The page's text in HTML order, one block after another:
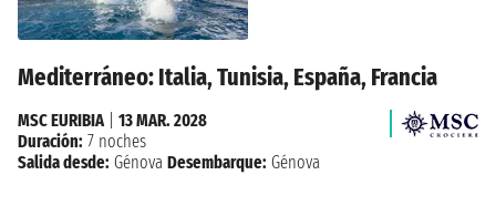
Mediterráneo: Italia, Tunisia, España, Francia
MSC EURIBIA| 13 MAR. 2028
Duración: 7 noches
Salida desde: Génova Desembarque: Génova